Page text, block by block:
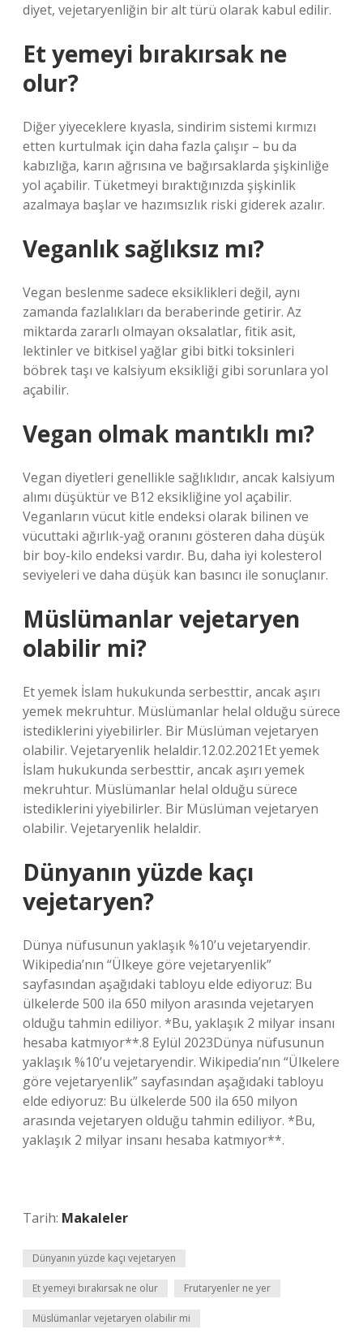
diyet, vejetaryenliğin bir alt türü olarak kabul edilir.
Et yemeyi bırakırsak ne
olur?
Diğer yiyeceklere kıyasla, sindirim sistemi kırmızı
etten kurtulmak için daha fazla çalışır – bu da
kabızlığa, karın ağrısına ve bağırsaklarda şişkinliğe
yol açabilir. Tüketmeyi bıraktığınızda şişkinlik
azalmaya başlar ve hazımsızlık riski giderek azalır.
Veganlık sağlıksız mı?
Vegan beslenme sadece eksiklikleri değil, aynı
zamanda fazlalıkları da beraberinde getirir. Az
miktarda zararlı olmayan oksalatlar, fitik asit,
lektinler ve bitkisel yağlar gibi bitki toksinleri
böbrek taşı ve kalsiyum eksikliği gibi sorunlara yol
açabilir.
Vegan olmak mantıklı mı?
Vegan diyetleri genellikle sağlıklıdır, ancak kalsiyum
alımı düşüktür ve B12 eksikliğine yol açabilir.
Veganların vücut kitle endeksi olarak bilinen ve
vücuttaki ağırlık-yağ oranını gösteren daha düşük
bir boy-kilo endeksi vardır. Bu, daha iyi kolesterol
seviyeleri ve daha düşük kan basıncı ile sonuçlanır.
Müslümanlar vejetaryen
olabilir mi?
Et yemek İslam hukukunda serbesttir, ancak aşırı
yemek mekruhtur. Müslümanlar helal olduğu sürece
istediklerini yiyebilirler. Bir Müslüman vejetaryen
olabilir. Vejetaryenlik helaldir.12.02.2021Et yemek
İslam hukukunda serbesttir, ancak aşırı yemek
mekruhtur. Müslümanlar helal olduğu sürece
istediklerini yiyebilirler. Bir Müslüman vejetaryen
olabilir. Vejetaryenlik helaldir.
Dünyanın yüzde kaçı
vejetaryen?
Dünya nüfusunun yaklaşık %10’u vejetaryendir.
Wikipedia’nın “Ülkeye göre vejetaryenlik”
sayfasından aşağıdaki tabloyu elde ediyoruz: Bu
ülkelerde 500 ila 650 milyon arasında vejetaryen
olduğu tahmin ediliyor. *Bu, yaklaşık 2 milyar insanı
hesaba katmıyor**.8 Eylül 2023Dünya nüfusunun
yaklaşık %10’u vejetaryendir. Wikipedia’nın “Ülkelere
göre vejetaryenlik” sayfasından aşağıdaki tabloyu
elde ediyoruz: Bu ülkelerde 500 ila 650 milyon
arasında vejetaryen olduğu tahmin ediliyor. *Bu,
yaklaşık 2 milyar insanı hesaba katmıyor**.
Tarih: Makaleler
Dünyanın yüzde kaçı vejetaryen
Et yemeyi bırakırsak ne olur Frutaryenler ne yer
Müslümanlar vejetaryen olabilir mi